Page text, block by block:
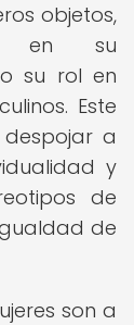
objetos,
en su
su rol en
Este
a
y
de
de
son a